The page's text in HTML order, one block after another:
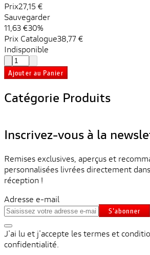
Prix27,15 €
Sauvegarder
11,63 €30%
Prix ​​Catalogue38,77 €
Indisponible
Ajouter au Panier
Catégorie Produits
Inscrivez-vous à la
Remises exclusives, aperçus et
personnalisées livrées directement
réception !
Adresse e-mail
S'abonner
J'ai lu et j'accepte les termes et
confidentialité.